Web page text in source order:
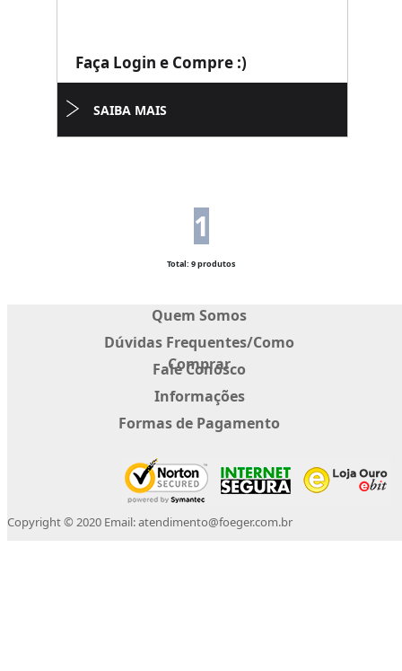
Faça Login e Compre :)
SAIBA MAIS
1
Total: 9 produtos
Quem Somos
Dúvidas Frequentes/Como
Comprar
Fale Conosco
Informações
Formas de Pagamento
Copyright © 2020 Email: atendimento@foeger.com.br